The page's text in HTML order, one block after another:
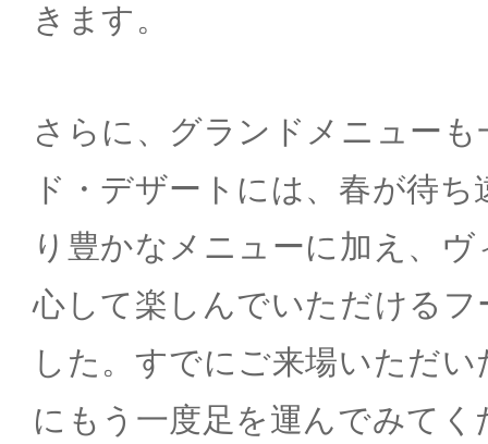
きます。
さらに、グランドメニュー
ド・デザートには、春が待
り豊かなメニューに加え、
心して楽しんでいただける
した。すでにご来場いただ
にもう一度足を運んでみてく